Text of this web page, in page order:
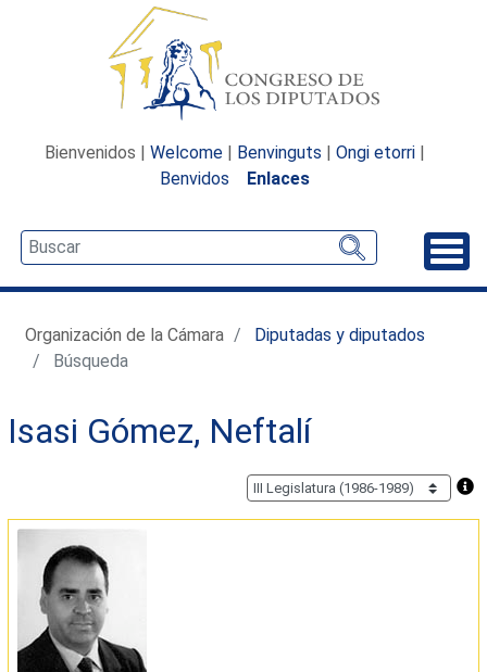
Bienvenidos | Welcome | Benvinguts | Ongi etorri |
Benvidos
Enlaces
Organización de la Cámara
Diputadas y diputados
Búsqueda
Isasi Gómez, Neftalí